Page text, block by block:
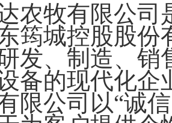
农牧有限公
筠城控股股份
发、制造、
备的现代化
限公司以“诚